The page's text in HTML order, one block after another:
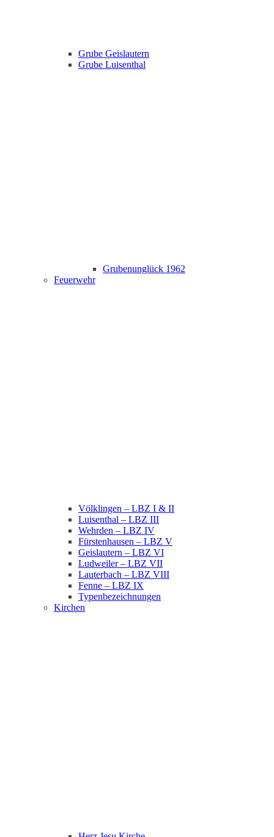
Grube Geislautern
Grube Luisenthal
Grubenunglück 1962
Feuerwehr
Völklingen – LBZ I & II
Luisenthal – LBZ III
Wehrden – LBZ IV
Fürstenhausen – LBZ V
Geislautern – LBZ VI
Ludweiler – LBZ VII
Lauterbach – LBZ VIII
Fenne – LBZ IX
Typenbezeichnungen
Kirchen